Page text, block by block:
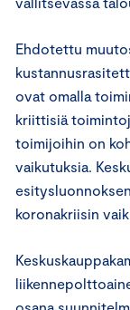
Ehdotettu
ovat omalla
kriittisiä
toimijoihin on
vaikutuksia.
koronakriisin